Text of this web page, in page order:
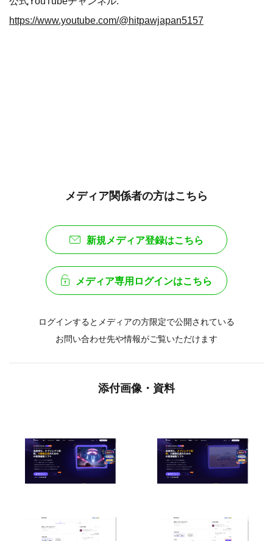
https://www.youtube.com/@hitpawjapan5157
メディア関係者の方はこちら
新規メディア登録はこちら
メディア専用ログインはこちら
ログインするとメディアの方限定で公開されている
お問い合わせ先や情報がご覧いただけます
添付画像・資料